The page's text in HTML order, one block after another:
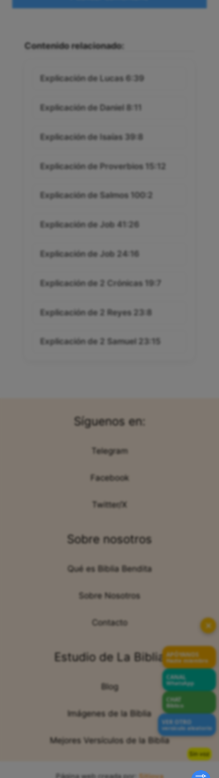
Sin voz
Contenido relacionado:
Explicación de Lucas 6:39
Explicación de Daniel 8:11
Explicación de Isaías 39:8
Explicación de Proverbios 15:12
Explicación de Salmos 100:2
Explicación de Job 41:26
Explicación de Job 24:16
Explicación de 2 Crónicas 19:7
Explicación de 2 Reyes 23:8
Explicación de 2 Samuel 23:15
Síguenos en:
Telegram
Facebook
Twitter/X
Sobre nosotros
Qué es Biblia Bendita
Sobre Nosotros
Contacto
Estudio de La Biblia
Blog
Imágenes de la Biblia
Mejores Versículos de la Biblia
✕
APÓYANOS
Hazte miembro
CANAL
WhatsApp
CHAT
Bíblico
VER OTRO
versículo aleatorio